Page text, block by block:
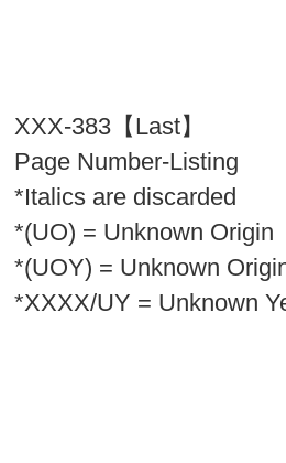
XXX-383【Last】
Page Number-Listing
*Italics are discarded
*(UO) = Unknown Origin
*(UOY) = Unknown
*XXXX/UY = Unknown